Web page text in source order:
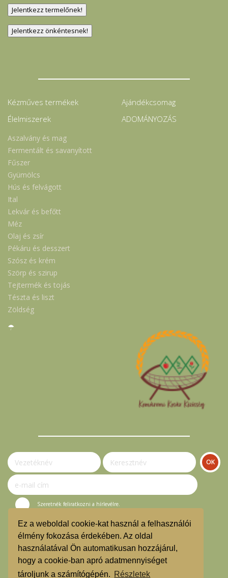
Ez a weboldal cookie-kat használ a felhasználói
élmény fokozása érdekében. Az oldal
használatával Ön automatikusan hozzájárul,
hogy a cookie-ban apró adatmennyiséget
tároljunk a számítógépén. Részletek
Kézműves termékek
Élelmiszerek
Aszalvány és mag
Fermentált és savanyított
Fűszer
Gyümölcs
Hús és felvágott
Ital
Lekvár és befőtt
Méz
Olaj és zsír
Pékáru és desszert
Szósz és krém
Szörp és szirup
Tejtermék és tojás
Tészta és liszt
Zöldség
Ajándékcsomag
ADOMÁNYOZÁS
☂
Szeretnék feliratkozni a hírlevélre.
© Komáromi Kosár Közösség 2023.
Vásárlási útmutató
Hírlevél feliratkozás